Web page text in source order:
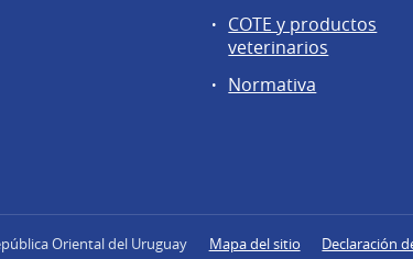
COTE y productos
veterinarios
Normativa
Oriental del Uruguay Mapa del sitio Declaración